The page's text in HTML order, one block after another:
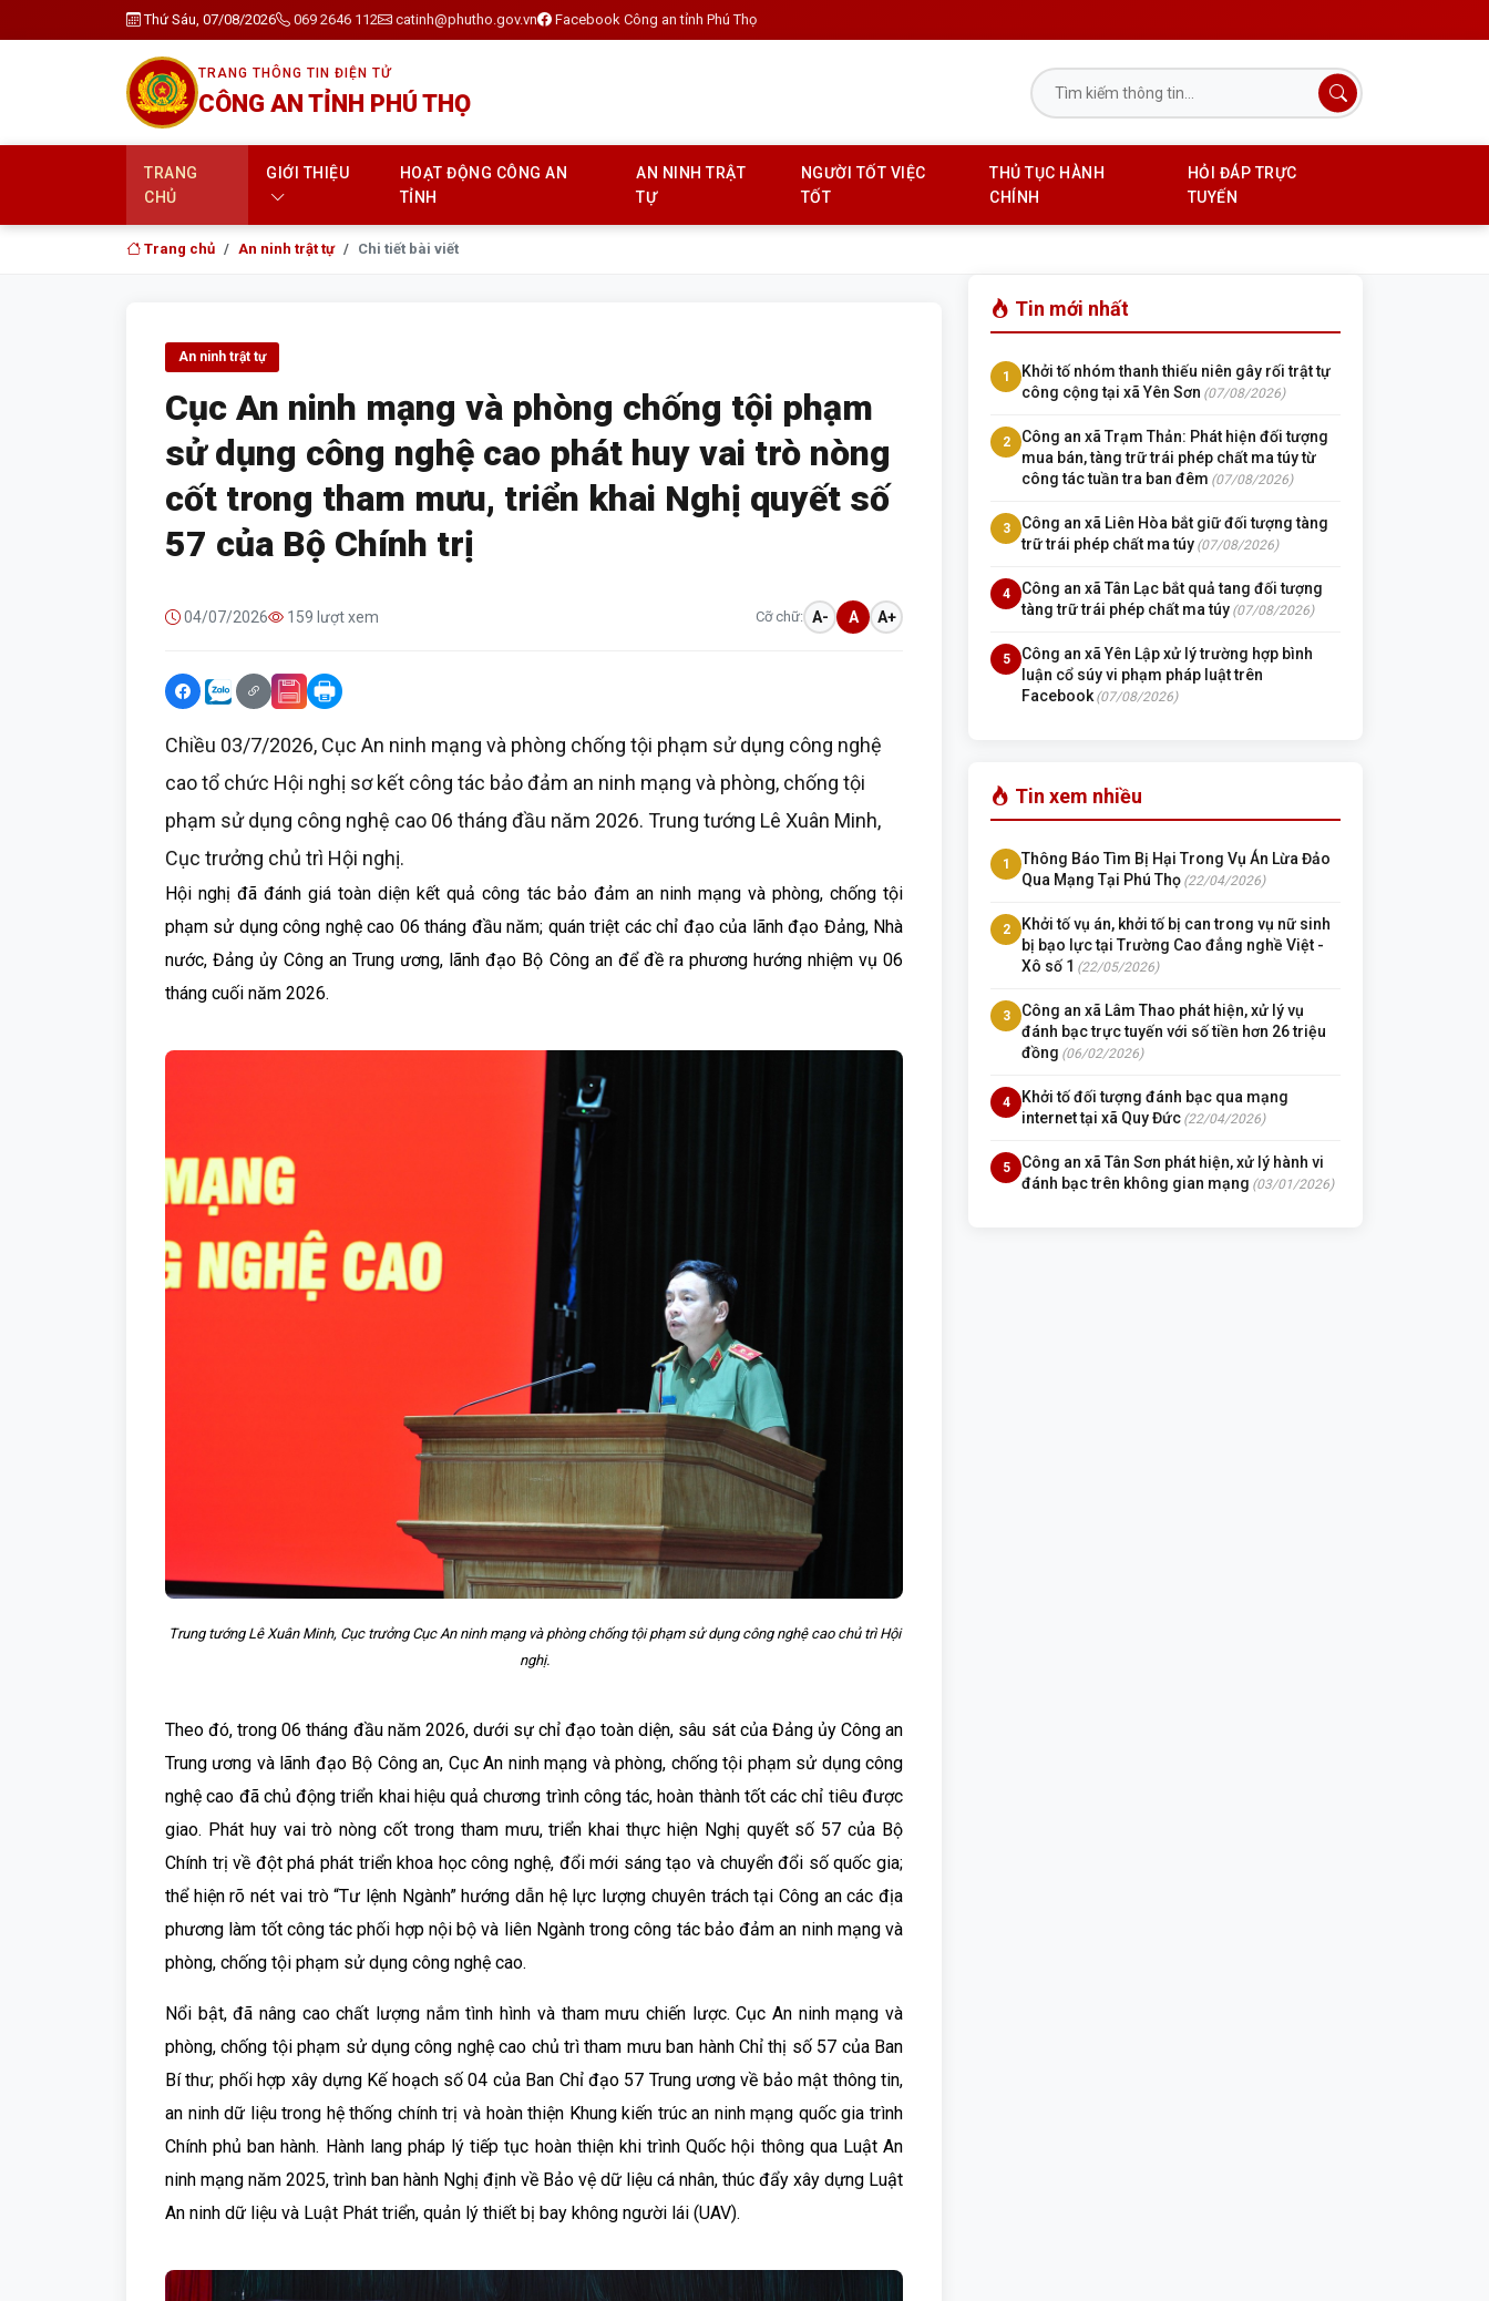
Thứ Sáu, 07/08/2026 069 2646 112 catinh@phutho.gov.vn Facebook Công an tỉnh Phú Thọ
TRANG THÔNG TIN ĐIỆN TỬ
CÔNG AN TỈNH PHÚ THỌ
TRANG
CHỦ
GIỚI THIỆU
HOẠT ĐỘNG CÔNG AN
TỈNH
AN NINH TRẬT
TỰ
NGƯỜI TỐT VIỆC
TỐT
THỦ TỤC HÀNH
CHÍNH
HỎI ĐÁP TRỰC
TUYẾN
Trang chủ An ninh trật tự Chi tiết bài viết
An ninh trật tự
Cục An ninh mạng và phòng chống tội phạm
sử dụng công nghệ cao phát huy vai trò nòng
cốt trong tham mưu, triển khai Nghị quyết số
57 của Bộ Chính trị
04/07/2026 159 lượt xem Cỡ chữ: A- A A+
Chiều 03/7/2026, Cục An ninh mạng và phòng chống tội phạm sử dụng công nghệ
cao tổ chức Hội nghị sơ kết công tác bảo đảm an ninh mạng và phòng, chống tội
phạm sử dụng công nghệ cao 06 tháng đầu năm 2026. Trung tướng Lê Xuân Minh,
Cục trưởng chủ trì Hội nghị.
Hội nghị đã đánh giá toàn diện kết quả công tác bảo đảm an ninh mạng và phòng, chống tội
phạm sử dụng công nghệ cao 06 tháng đầu năm; quán triệt các chỉ đạo của lãnh đạo Đảng, Nhà
nước, Đảng ủy Công an Trung ương, lãnh đạo Bộ Công an để đề ra phương hướng nhiệm vụ 06
tháng cuối năm 2026.
Trung tướng Lê Xuân Minh, Cục trưởng Cục An ninh mạng và phòng chống tội phạm sử dụng công nghệ cao chủ trì Hội
nghị.
Theo đó, trong 06 tháng đầu năm 2026, dưới sự chỉ đạo toàn diện, sâu sát của Đảng ủy Công an
Trung ương và lãnh đạo Bộ Công an, Cục An ninh mạng và phòng, chống tội phạm sử dụng công
nghệ cao đã chủ động triển khai hiệu quả chương trình công tác, hoàn thành tốt các chỉ tiêu được
giao. Phát huy vai trò nòng cốt trong tham mưu, triển khai thực hiện Nghị quyết số 57 của Bộ
Chính trị về đột phá phát triển khoa học công nghệ, đổi mới sáng tạo và chuyển đổi số quốc gia;
thể hiện rõ nét vai trò “Tư lệnh Ngành” hướng dẫn hệ lực lượng chuyên trách tại Công an các địa
phương làm tốt công tác phối hợp nội bộ và liên Ngành trong công tác bảo đảm an ninh mạng và
phòng, chống tội phạm sử dụng công nghệ cao.
Nổi bật, đã nâng cao chất lượng nắm tình hình và tham mưu chiến lược. Cục An ninh mạng và
phòng, chống tội phạm sử dụng công nghệ cao chủ trì tham mưu ban hành Chỉ thị số 57 của Ban
Bí thư; phối hợp xây dựng Kế hoạch số 04 của Ban Chỉ đạo 57 Trung ương về bảo mật thông tin,
an ninh dữ liệu trong hệ thống chính trị và hoàn thiện Khung kiến trúc an ninh mạng quốc gia trình
Chính phủ ban hành. Hành lang pháp lý tiếp tục hoàn thiện khi trình Quốc hội thông qua Luật An
ninh mạng năm 2025, trình ban hành Nghị định về Bảo vệ dữ liệu cá nhân, thúc đẩy xây dựng Luật
An ninh dữ liệu và Luật Phát triển, quản lý thiết bị bay không người lái (UAV).
Tin mới nhất
1
Khởi tố nhóm thanh thiếu niên gây rối trật tự
công cộng tại xã Yên Sơn (07/08/2026)
2
Công an xã Trạm Thản: Phát hiện đối tượng
mua bán, tàng trữ trái phép chất ma túy từ
công tác tuần tra ban đêm (07/08/2026)
3
Công an xã Liên Hòa bắt giữ đối tượng tàng
trữ trái phép chất ma túy (07/08/2026)
4
Công an xã Tân Lạc bắt quả tang đối tượng
tàng trữ trái phép chất ma túy (07/08/2026)
5
Công an xã Yên Lập xử lý trường hợp bình
luận cổ súy vi phạm pháp luật trên
Facebook (07/08/2026)
Tin xem nhiều
1
Thông Báo Tìm Bị Hại Trong Vụ Án Lừa Đảo
Qua Mạng Tại Phú Thọ (22/04/2026)
2
Khởi tố vụ án, khởi tố bị can trong vụ nữ sinh
bị bạo lực tại Trường Cao đẳng nghề Việt -
Xô số 1 (22/05/2026)
3
Công an xã Lâm Thao phát hiện, xử lý vụ
đánh bạc trực tuyến với số tiền hơn 26 triệu
đồng (06/02/2026)
4
Khởi tố đối tượng đánh bạc qua mạng
internet tại xã Quy Đức (22/04/2026)
5
Công an xã Tân Sơn phát hiện, xử lý hành vi
đánh bạc trên không gian mạng (03/01/2026)